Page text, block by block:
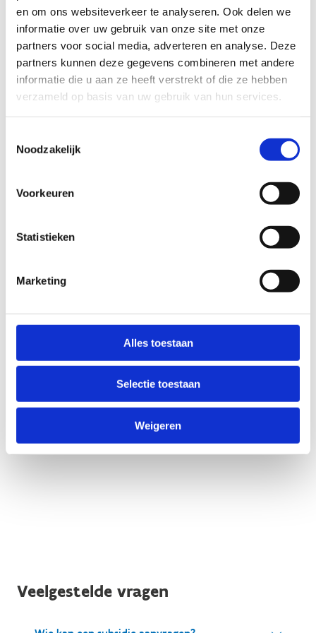
en om ons websiteverkeer te analyseren. Ook delen we
informatie over uw gebruik van onze site met onze
partners voor social media, adverteren en analyse. Deze
partners kunnen deze gegevens combineren met andere
informatie die u aan ze heeft verstrekt of die ze hebben
verzameld op basis van uw gebruik van hun services.
Noodzakelijk
Voorkeuren
Statistieken
Marketing
Alles toestaan
Selectie toestaan
Weigeren
vragen bekijken.
Download de presentatie van de infosessie decreet
zwembaden
Actuele stand van zaken
Veelgestelde vragen